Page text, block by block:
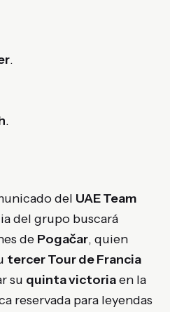
.
.
del UAE Team
del grupo buscará
de Pogačar, quien
tercer Tour de Francia
su quinta victoriaen la
reservada para leyendas